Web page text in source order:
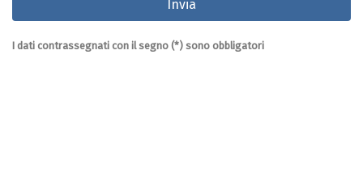
I dati contrassegnati con il segno (*) sono obbligatori